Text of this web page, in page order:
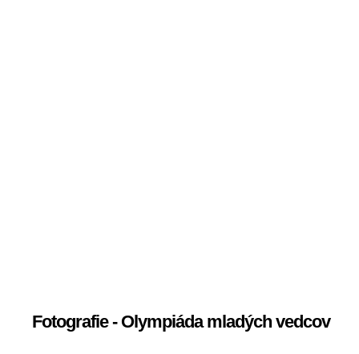
Fotografie - Olympiáda mladých vedcov